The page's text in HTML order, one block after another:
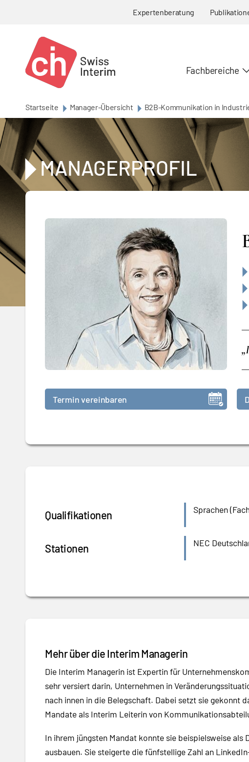
Expertenberatung
Fachbereiche
Startseite Manager-Übersicht B2B-Kommunikation in
MANAGERPROFIL
Termin vereinbaren
Qualifikationen Sprachen
Stationen NEC
Mehr über die Interim Managerin
Die Interim Managerin ist Expertin für
sehr versiert darin, Unternehmen in
nach innen in die Belegschaft. Dabei setzt sie
Mandate als Interim Leiterin von
In ihrem jüngsten Mandat konnte sie beispielsweise
ausbauen. Sie steigerte die fünfstellige Zahl an